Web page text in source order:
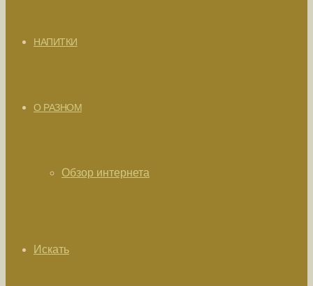
НАПИТКИ
О РАЗНОМ
Обзор интернета
Искать